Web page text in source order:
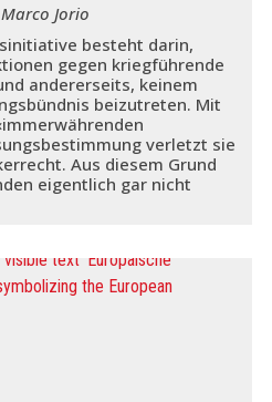
Jorio
besteht darin,
gegen kriegführende
andererseits, keinem
beizutreten. Mit
verletzt sie
Aus diesem Grund
eigentlich gar nicht